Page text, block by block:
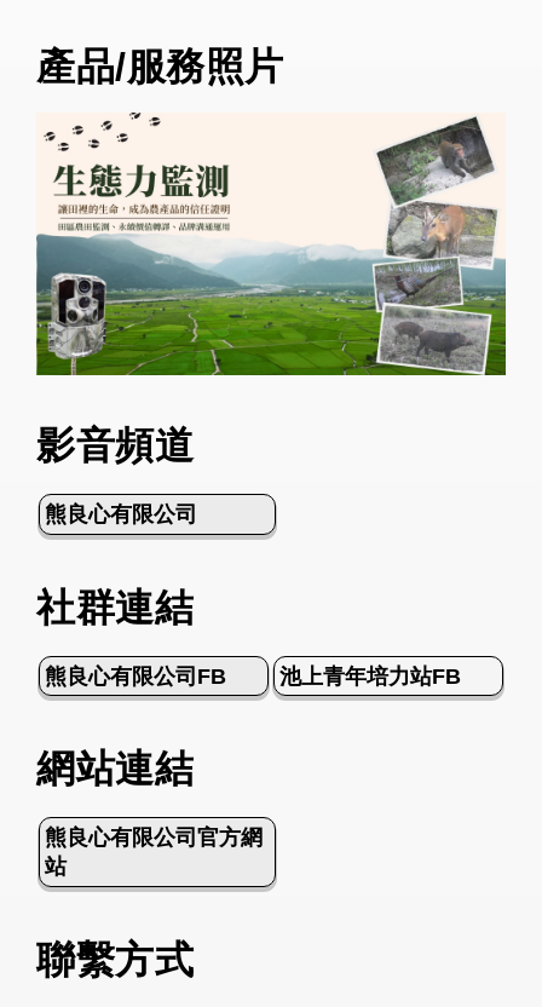
產品/服務照片
影音頻道
熊良心有限公司
社群連結
熊良心有限公司FB 池上青年培力站FB
網站連結
熊良心有限公司官方網
站
聯繫方式